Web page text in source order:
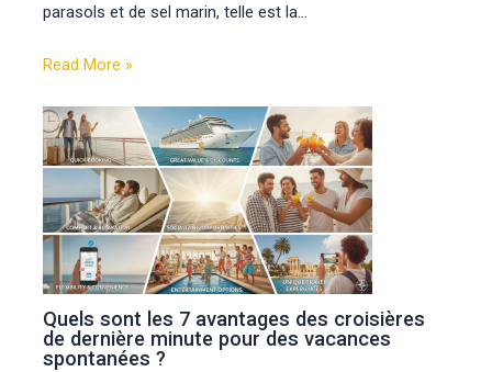
parasols et de sel marin, telle est la…
Read More »
Quels sont les 7 avantages des croisières
de dernière minute pour des vacances
spontanées ?